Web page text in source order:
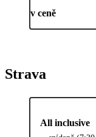
v ceně
Strava
All inclusive